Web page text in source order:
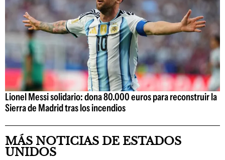
Lionel Messi solidario: dona 80.000 euros para reconstruir la
Sierra de Madrid tras los incendios
MÁS NOTICIAS DE ESTADOS
UNIDOS